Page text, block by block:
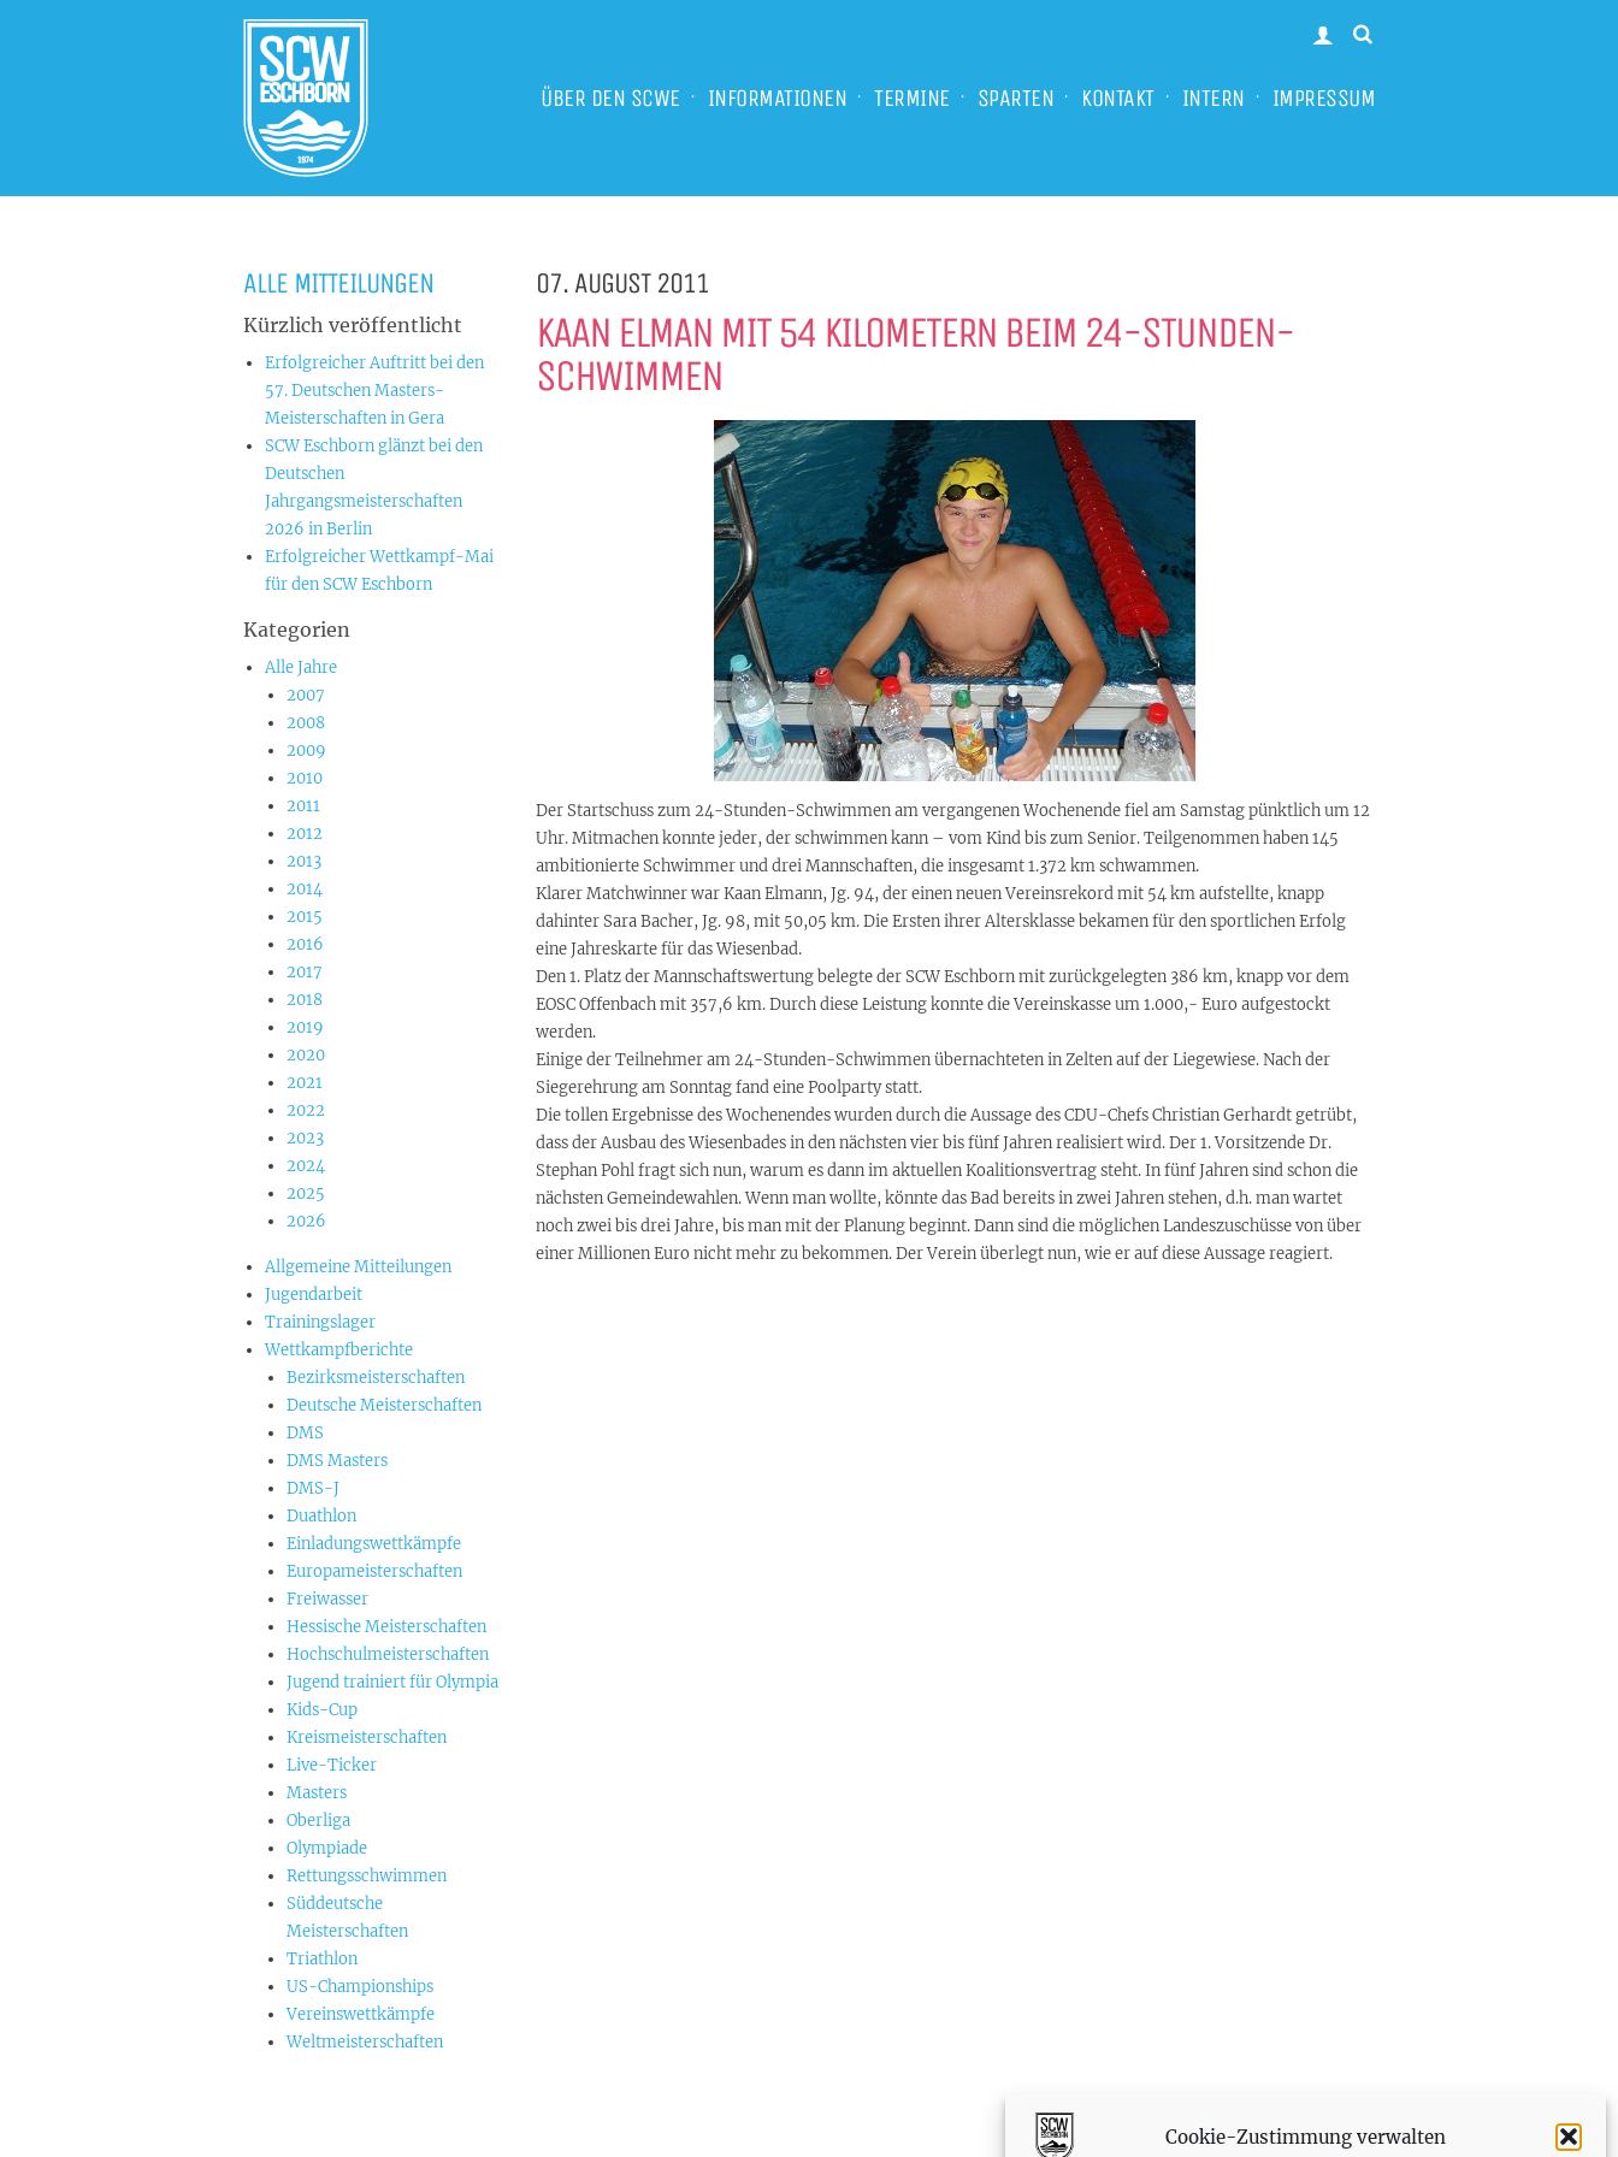
Cookie-Zustimmung verwalten
ÜBER DEN SCWE INFORMATIONEN TERMINE SPARTEN KONTAKT INTERN IMPRESSUM
07. AUGUST 2011
KAAN ELMAN MIT 54 KILOMETERN BEIM 24-STUNDEN-
SCHWIMMEN
Der Startschuss zum 24-Stunden-Schwimmen am vergangenen Wochenende fiel am Samstag pünktlich um 12
Uhr. Mitmachen konnte jeder, der schwimmen kann – vom Kind bis zum Senior. Teilgenommen haben 145
ambitionierte Schwimmer und drei Mannschaften, die insgesamt 1.372 km schwammen.
Klarer Matchwinner war Kaan Elmann, Jg. 94, der einen neuen Vereinsrekord mit 54 km aufstellte, knapp
dahinter Sara Bacher, Jg. 98, mit 50,05 km. Die Ersten ihrer Altersklasse bekamen für den sportlichen Erfolg
eine Jahreskarte für das Wiesenbad.
Den 1. Platz der Mannschaftswertung belegte der SCW Eschborn mit zurückgelegten 386 km, knapp vor dem
EOSC Offenbach mit 357,6 km. Durch diese Leistung konnte die Vereinskasse um 1.000,- Euro aufgestockt
werden.
Einige der Teilnehmer am 24-Stunden-Schwimmen übernachteten in Zelten auf der Liegewiese. Nach der
Siegerehrung am Sonntag fand eine Poolparty statt.
Die tollen Ergebnisse des Wochenendes wurden durch die Aussage des CDU-Chefs Christian Gerhardt getrübt,
dass der Ausbau des Wiesenbades in den nächsten vier bis fünf Jahren realisiert wird. Der 1. Vorsitzende Dr.
Stephan Pohl fragt sich nun, warum es dann im aktuellen Koalitionsvertrag steht. In fünf Jahren sind schon die
nächsten Gemeindewahlen. Wenn man wollte, könnte das Bad bereits in zwei Jahren stehen, d.h. man wartet
noch zwei bis drei Jahre, bis man mit der Planung beginnt. Dann sind die möglichen Landeszuschüsse von über
einer Millionen Euro nicht mehr zu bekommen. Der Verein überlegt nun, wie er auf diese Aussage reagiert.
ALLE MITTEILUNGEN
Kürzlich veröffentlicht
Erfolgreicher Auftritt bei den
57. Deutschen Masters-
Meisterschaften in Gera
SCW Eschborn glänzt bei den
Deutschen
Jahrgangsmeisterschaften
2026 in Berlin
Erfolgreicher Wettkampf-Mai
für den SCW Eschborn
Kategorien
Alle Jahre
2007
2008
2009
2010
2011
2012
2013
2014
2015
2016
2017
2018
2019
2020
2021
2022
2023
2024
2025
2026
Allgemeine Mitteilungen
Jugendarbeit
Trainingslager
Wettkampfberichte
Bezirksmeisterschaften
Deutsche Meisterschaften
DMS
DMS Masters
DMS-J
Duathlon
Einladungswettkämpfe
Europameisterschaften
Freiwasser
Hessische Meisterschaften
Hochschulmeisterschaften
Jugend trainiert für Olympia
Kids-Cup
Kreismeisterschaften
Live-Ticker
Masters
Oberliga
Olympiade
Rettungsschwimmen
Süddeutsche
Meisterschaften
Triathlon
US-Championships
Vereinswettkämpfe
Weltmeisterschaften